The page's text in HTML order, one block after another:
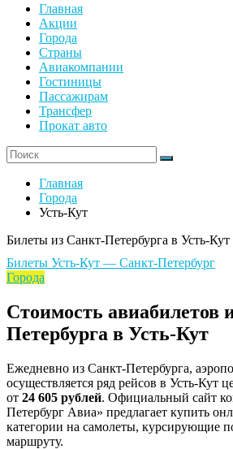
Главная
Акции
Города
Страны
Авиакомпании
Гостиницы
Пассажирам
Трансфер
Прокат авто
Главная
Города
Усть-Кут
Билеты из Санкт-Петербурга в Усть-Кут
Билеты Усть-Кут — Санкт-Петербург
Города
Стоимость авиабилетов
Петербурга в Усть-Кут
Ежедневно из Санкт-Петербурга,
осуществляется ряд рейсов в Усть-Кут
от 24 605 рублей. Официальный сайт
Петербург Авиа» предлагает купить
категории на самолеты, курсирующие
маршруту.